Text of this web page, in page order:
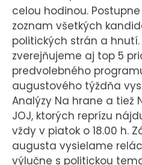
celou hodinou.
zoznam všetkých
politických strán a
zverejňujeme aj top 5
predvolebného
augustového týždňa
Analýzy Na hrane a tiež
JOJ, ktorých reprízu
vždy v piatok o 18.00 h.
augusta vysielame
výlučne s politickou